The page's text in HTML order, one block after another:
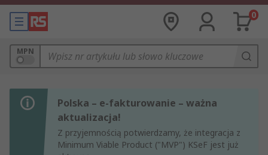
0
MPN
Polska – e-fakturowanie – ważna
aktualizacja!
Z przyjemnością potwierdzamy, że integracja z
Minimum Viable Product ("MVP") KSeF jest już